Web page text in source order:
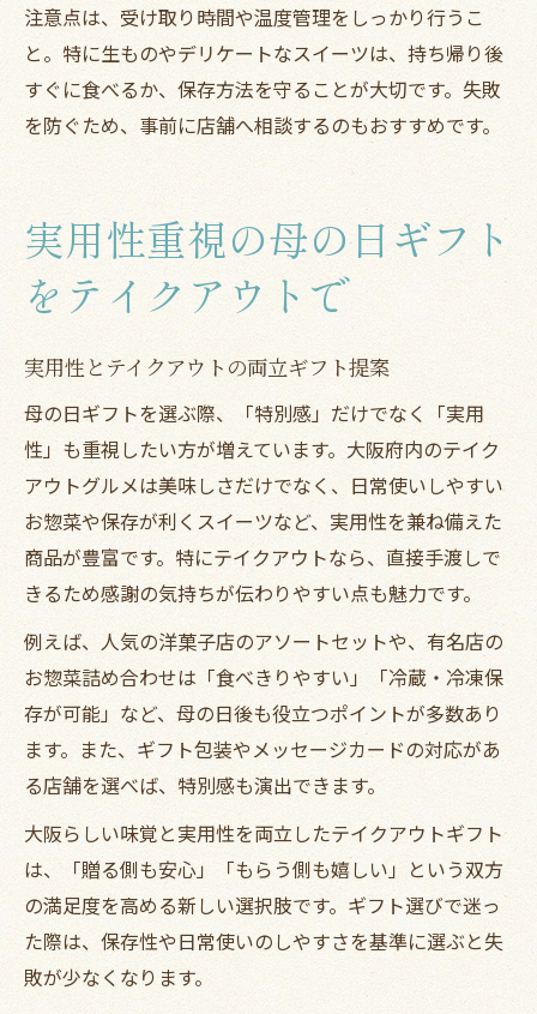
注意点は、受け取り時間や温度管理をしっかり行うこ
と。特に生ものやデリケートなスイーツは、持ち帰り後
すぐに食べるか、保存方法を守ることが大切です。失敗
を防ぐため、事前に店舗へ相談するのもおすすめです。
実用性重視の母の日ギフト
をテイクアウトで
実用性とテイクアウトの両立ギフト提案
母の日ギフトを選ぶ際、「特別感」だけでなく「実用
性」も重視したい方が増えています。大阪府内のテイク
アウトグルメは美味しさだけでなく、日常使いしやすい
お惣菜や保存が利くスイーツなど、実用性を兼ね備えた
商品が豊富です。特にテイクアウトなら、直接手渡しで
きるため感謝の気持ちが伝わりやすい点も魅力です。
例えば、人気の洋菓子店のアソートセットや、有名店の
お惣菜詰め合わせは「食べきりやすい」「冷蔵・冷凍保
存が可能」など、母の日後も役立つポイントが多数あり
ます。また、ギフト包装やメッセージカードの対応があ
る店舗を選べば、特別感も演出できます。
大阪らしい味覚と実用性を両立したテイクアウトギフト
は、「贈る側も安心」「もらう側も嬉しい」という双方
の満足度を高める新しい選択肢です。ギフト選びで迷っ
た際は、保存性や日常使いのしやすさを基準に選ぶと失
敗が少なくなります。